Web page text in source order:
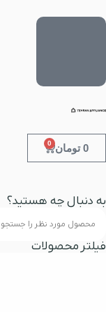
0 تومان 0
به دنبال چه هستید؟
فیلتر محصولات